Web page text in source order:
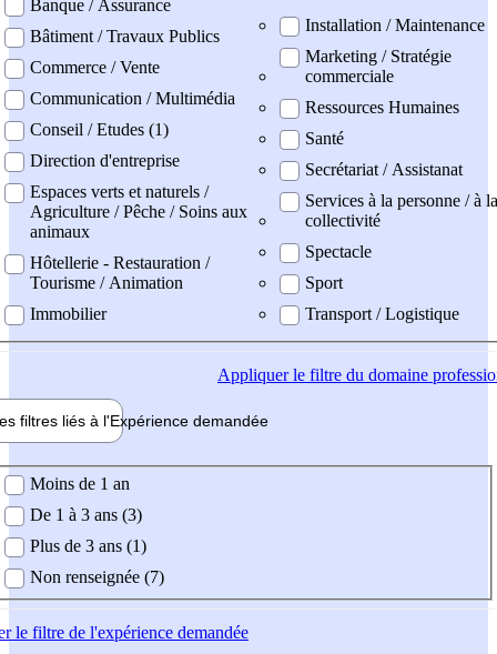
Banque / Assurance
Bâtiment / Travaux Publics
Commerce / Vente
Communication / Multimédia
Conseil / Etudes (1)
Direction d'entreprise
Espaces verts et naturels /
Agriculture / Pêche / Soins aux
animaux
Hôtellerie - Restauration /
Tourisme / Animation
Immobilier
Installation / Maintenance
Marketing / Stratégie
commerciale
Ressources Humaines
Santé
Secrétariat / Assistanat
Services à la personne / à la
collectivité
Spectacle
Sport
Transport / Logistique
Appliquerle filtre du domaine
filtres liés à l'Expérience demandée
demandée
Moins de 1 an
De 1 à 3 ans (3)
Plus de 3 ans (1)
Non renseignée (7)
le filtre de l'expérience demandée